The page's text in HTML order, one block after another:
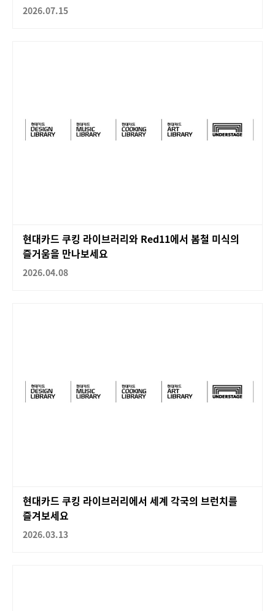
2026.07.15
현대카드 쿠킹 라이브러리와 Red11에서 봄철 미식의
즐거움을 만나보세요
2026.04.08
현대카드 쿠킹 라이브러리에서 세계 각국의 브런치를
즐겨보세요
2026.03.13